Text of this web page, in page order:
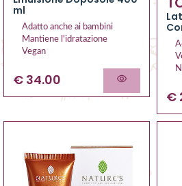
ml
Adatto anche ai bambini
Mantiene l'idratazione
Vegan
€ 34.00
€